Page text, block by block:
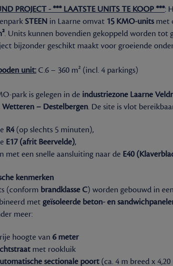
PROJECT - *** LAATSTE UNITS TE KOOP ***:
STEEN in Laarne omvat 15 KMO-unitsmet
. Units kunnen bovendien gekoppeld worden tot
bijzonder geschikt maakt voor groeiende
unit:C.6 – 360 m² (incl. 4 parkings)
park is gelegen in de industriezone Laarne
– Destelbergen. De site is vlot
R4(op slechts 5 minuten),
E17 (afrit Beervelde),
met een snelle aansluiting naar de E40
kenmerken
(conform brandklasse C) worden gebouwd in
metgeïsoleerde beton- en
meer:
hoogte van6 meter
met rookluik
sectionale poort(ca. 4 m breed x